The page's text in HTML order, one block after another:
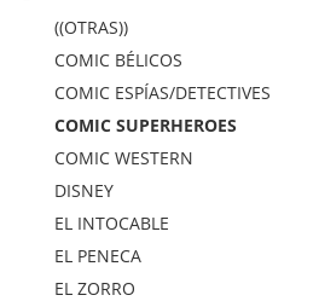
((OTRAS))
COMIC BÉLICOS
COMIC ESPÍAS/DETECTIVES
COMIC SUPERHEROES
COMIC WESTERN
DISNEY
EL INTOCABLE
EL PENECA
EL ZORRO